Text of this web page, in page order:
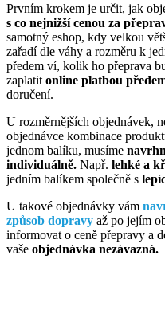
Prvním krokem je určit, jak
s co nejnižší cenou za
samotný eshop, kdy velkou
zařadí dle váhy a rozměru k
předem ví, kolik ho přeprava
zaplatit online platbou
doručení.
U rozměrnějších objednávek,
objednávce kombinace
jednom balíku, musíme
individuálně. Např. lehké a
jedním balíkem společně s
U takové objednávky vám
způsob dopravy až po jejím
informovat o ceně přepravy a
vaše objednávka nezávazná.